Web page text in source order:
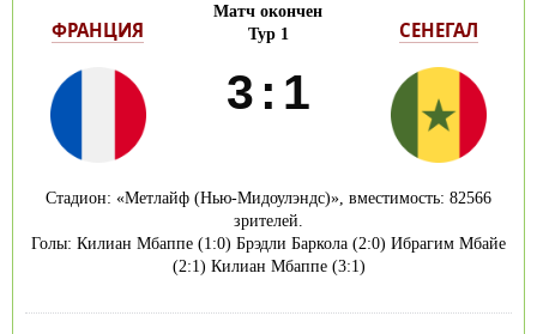
ФРАНЦИЯ
Матч окончен
Тур 1
3 : 1
СЕНЕГАЛ
Стадион: «Метлайф (Нью-Мидоулэндс)», вместимость: 82566
зрителей.
Голы: Килиан Мбаппе (1:0) Брэдли Баркола (2:0) Ибрагим Мбайе
(2:1) Килиан Мбаппе (3:1)